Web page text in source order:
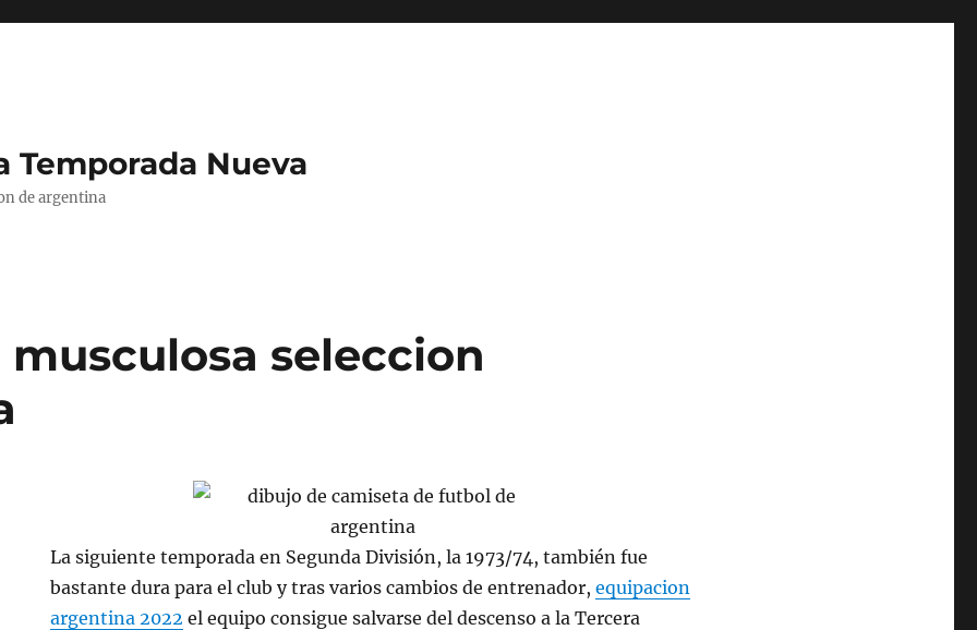
Temporada Nueva
de argentina
seleccion
La siguiente temporada en Segunda División, la 1973/74, también fue
bastante dura para el club y tras varios cambios de entrenador,equipacion
argentina 2022 el equipo consigue salvarse del descenso a la Tercera